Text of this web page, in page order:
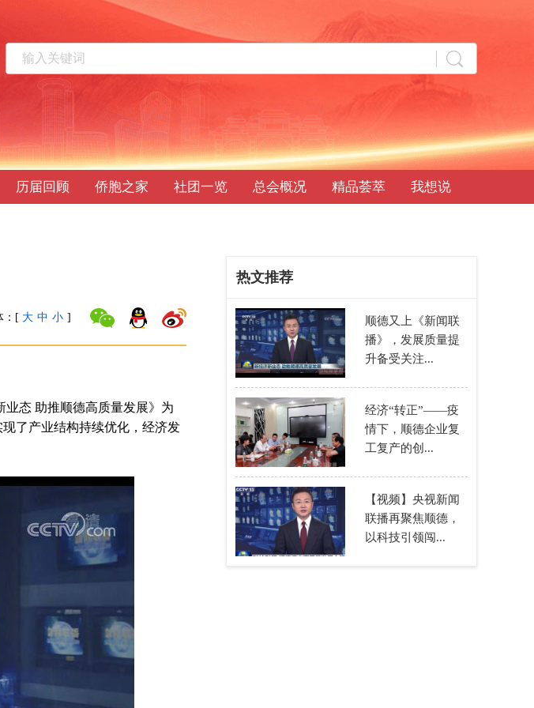
历届回顾 侨胞之家 社团一览 总会概况 精品荟萃 我想说
[ 大 中 小 ]
态 助推顺德高质量发展》为
了产业结构持续优化，经济发
热文推荐
顺德又上《新闻联
播》，发展质量提
升备受关注...
经济“转正”——疫
情下，顺德企业复
工复产的创...
【视频】央视新闻
联播再聚焦顺德，
以科技引领闯...